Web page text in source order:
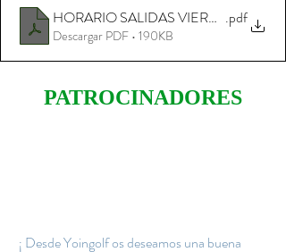
HORARIO SALIDAS VIERNES.pdf
Descargar PDF • 190KB
PATROCINADORES